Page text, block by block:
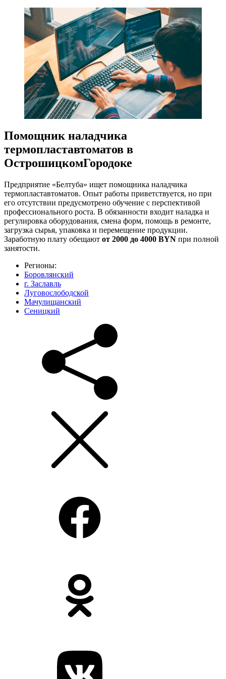
Помощник наладчика
термопластавтоматов в
ОстрошицкомГородоке
Предприятие «Белтуба» ищет помощника наладчика
термопластавтоматов. Опыт работы приветствуется, но при
его отсутствии предусмотрено обучение с перспективой
профессионального роста. В обязанности входит наладка и
регулировка оборудования, смена форм, помощь в ремонте,
загрузка сырья, упаковка и перемещение продукции.
Заработную плату обещают от 2000 до 4000 BYN при полной
занятости.
Регионы:
Боровлянский
г. Заславль
Луговослободской
Мачулищанский
Сеницкий